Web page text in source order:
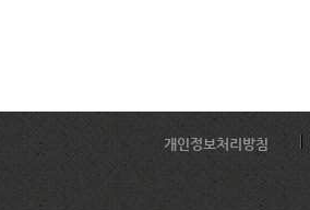
개인정보처리방침